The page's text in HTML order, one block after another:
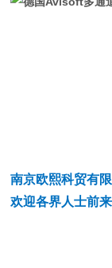
南京欧熙科贸有
欢迎各界人士前